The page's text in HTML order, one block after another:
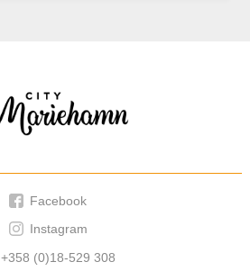
Facebook
Instagram
+358 (0)18-529 308